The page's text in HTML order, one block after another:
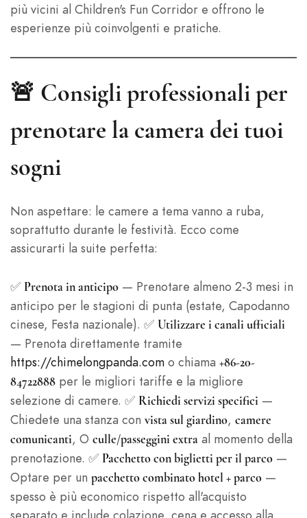
più vicini al Children's Fun Corridor e offrono le
esperienze più coinvolgenti e pratiche.
🚨 Consigli professionali per
prenotare la camera dei tuoi
sogni
Non aspettare: le camere a tema vanno a ruba,
soprattutto durante le festività. Ecco come
assicurarti la suite perfetta:
✅ Prenota in anticipo — Prenotare almeno 2-3 mesi in
anticipo per le stagioni di punta (estate, Capodanno
cinese, Festa nazionale). ✅ Utilizzare i canali ufficiali
— Prenota direttamente tramite
https://chimelongpanda.com o chiama +86-20-
84722888 per le migliori tariffe e la migliore
selezione di camere. ✅ Richiedi servizi specifici —
Chiedete una stanza con vista sul giardino, camere
comunicanti, O culle/passeggini extra al momento della
prenotazione. ✅ Pacchetto con biglietti per il parco —
Optare per un pacchetto combinato hotel + parco —
spesso è più economico rispetto all'acquisto